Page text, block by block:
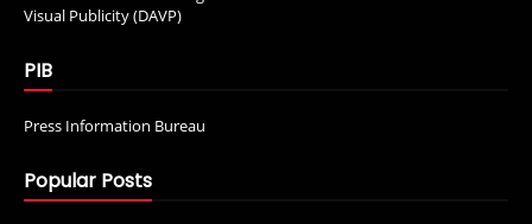
Visual Publicity (DAVP)
PIB
Press Information Bureau
Popular Posts